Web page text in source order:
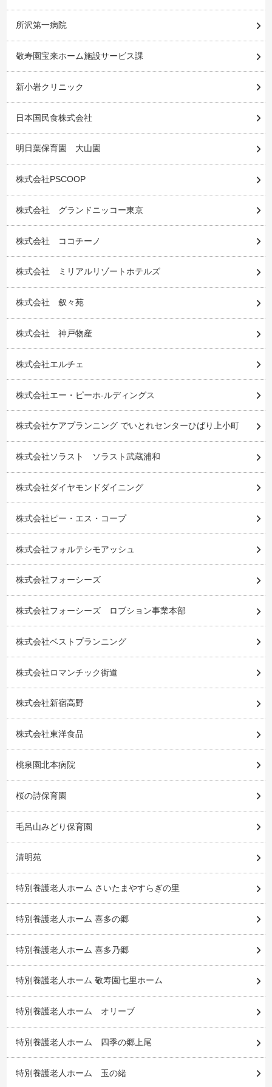
所沢第一病院
敬寿園宝来ホーム施設サービス課
新小岩クリニック
日本国民食株式会社
明日葉保育園 大山園
株式会社PSCOOP
株式会社 グランドニッコー東京
株式会社 ココチーノ
株式会社 ミリアルリゾートホテルズ
株式会社 叙々苑
株式会社 神戸物産
株式会社エルチェ
株式会社エー・ピーホ-ルディングス
株式会社ケアプランニング でいとれセンターひばり上小町
株式会社ソラスト ソラスト武蔵浦和
株式会社ダイヤモンドダイニング
株式会社ピー・エス・コープ
株式会社フォルテシモアッシュ
株式会社フォーシーズ
株式会社フォーシーズ ロブション事業本部
株式会社ベストプランニング
株式会社ロマンチック街道
株式会社新宿高野
株式会社東洋食品
桃泉園北本病院
桜の詩保育園
毛呂山みどり保育園
清明苑
特別養護老人ホーム さいたまやすらぎの里
特別養護老人ホーム 喜多の郷
特別養護老人ホーム 喜多乃郷
特別養護老人ホーム 敬寿園七里ホーム
特別養護老人ホーム オリーブ
特別養護老人ホーム 四季の郷上尾
特別養護老人ホーム 玉の緒